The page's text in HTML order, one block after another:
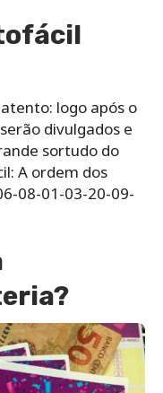
logo após o
divulgados e
sortudo do
A ordem dos
08-01-03-20-09-